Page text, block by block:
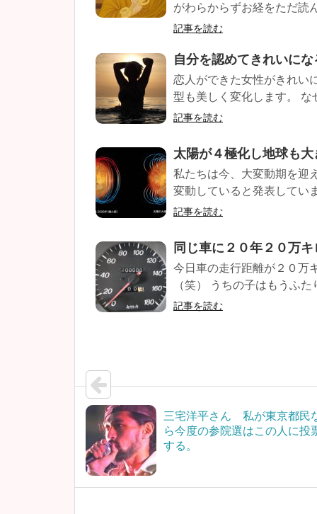
がわらからずお経をただ読
記事を読む
自分を認めてきれいにな
恋人ができた女性がきれい
型も美しく変化します。
記事を読む
太陽が４極化し地球も
私たちは今、大変動期を迎
変動していると発表してい
記事を読む
同じ車に２０年２０万
今日車の走行距離が２０万
（笑） うちの子はもうふ
記事を読む
三宅洋平さん 私が東京都民
ら今度の参院選はこの人に投
する。